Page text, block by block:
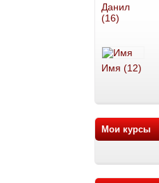
Данил
(16)
Имя (12)
Мои курсы